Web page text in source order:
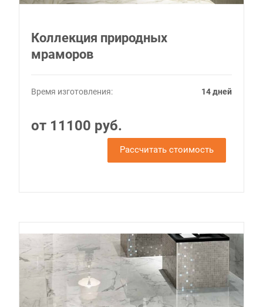
Коллекция природных
мраморов
Время изготовления: 14 дней
от 11100 руб.
Рассчитать стоимость